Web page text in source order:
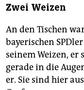
Zwei Weizen
An den Tischen
bayerischen
seinem Weizen, er
gerade in die
er. Sie sind hier